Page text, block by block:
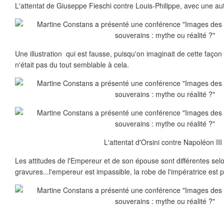
L'attentat de Giuseppe Fieschi contre Louis-Philippe, avec une
Une illustration qui est fausse, puisqu'on imaginait de cette
n'était pas du tout semblable à cela.
L'attentat d'Orsini contre Napoléon III
Les attitudes de l'Empereur et de son épouse sont différentes
gravures...l'empereur est impassible, la robe de l'impératrice est